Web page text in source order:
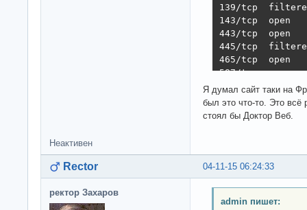
139/tcp
143/tcp  open
443/tcp  open
445/tcp
465/tcp  open
587/tcp  open
993/tcp  open
995/tcp  open
1500/tcp open
3306/tcp open
Network
OS detection
Nmap done: 1
Я думал сайт таки на
был это что-то. Это всё
стоял бы Доктор Веб.
Неактивен
04-11-15 06:24:33
Rector
ректор Захаров
admin пишет: